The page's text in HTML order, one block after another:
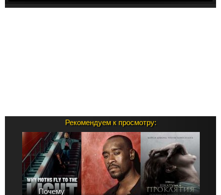
Рекомендуем к просмотру:
Почему